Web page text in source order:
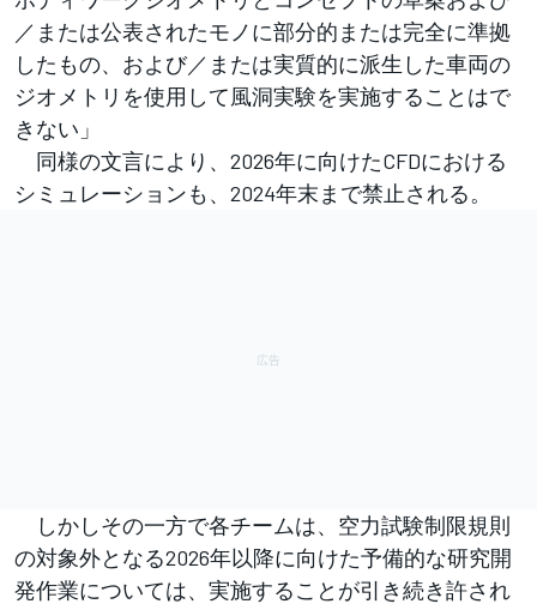
／または公表されたモノに部分的または完全に準拠
したもの、および／または実質的に派生した車両の
ジオメトリを使用して風洞実験を実施することはで
きない」
同様の文言により、2026年に向けたCFDにおける
シミュレーションも、2024年末まで禁止される。
しかしその一方で各チームは、空力試験制限規則
の対象外となる2026年以降に向けた予備的な研究開
発作業については、実施することが引き続き許され